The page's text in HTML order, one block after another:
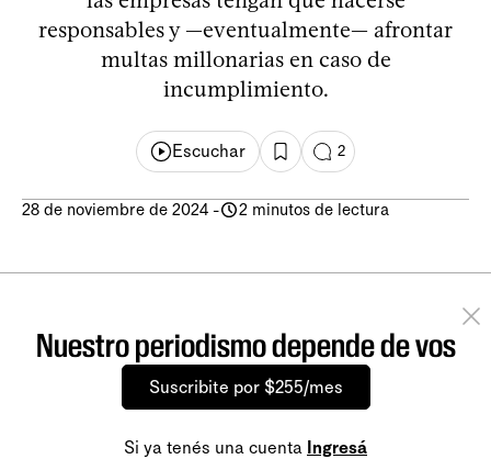
responsables y —eventualmente— afrontar
multas millonarias en caso de
incumplimiento.
Escuchar 2
28 de noviembre de 2024 - 2 minutos de lectura
Nuestro periodismo depende de vos
Suscribite por $255/mes
Si ya tenés una cuenta Ingresá